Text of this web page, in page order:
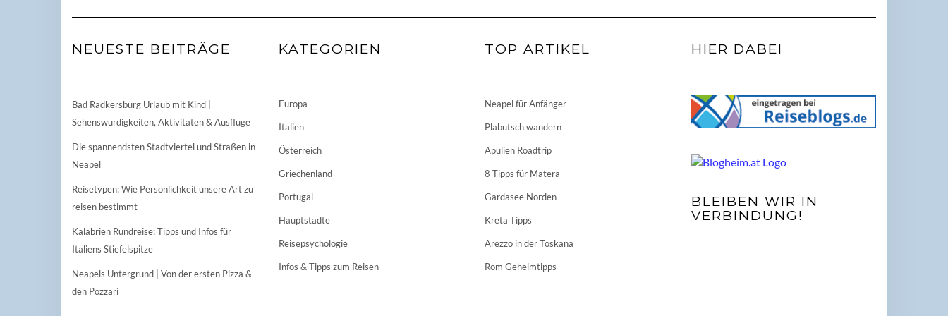
NEUESTE BEITRÄGE
Bad Radkersburg Urlaub mit Kind |
Sehenswürdigkeiten, Aktivitäten & Ausflüge
Die spannendsten Stadtviertel und Straßen in
Neapel
Reisetypen: Wie Persönlichkeit unsere Art zu
reisen bestimmt
Kalabrien Rundreise: Tipps und Infos für
Italiens Stiefelspitze
Neapels Untergrund | Von der ersten Pizza &
den Pozzari
KATEGORIEN
Europa
Italien
Österreich
Griechenland
Portugal
Hauptstädte
Reisepsychologie
Infos & Tipps zum Reisen
TOP ARTIKEL
Neapel für Anfänger
Plabutsch wandern
Apulien Roadtrip
8 Tipps für Matera
Gardasee Norden
Kreta Tipps
Arezzo in der Toskana
Rom Geheimtipps
HIER DABEI
BLEIBEN WIR IN
VERBINDUNG!